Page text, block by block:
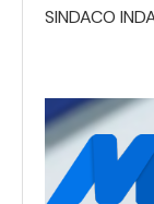
SINDACO